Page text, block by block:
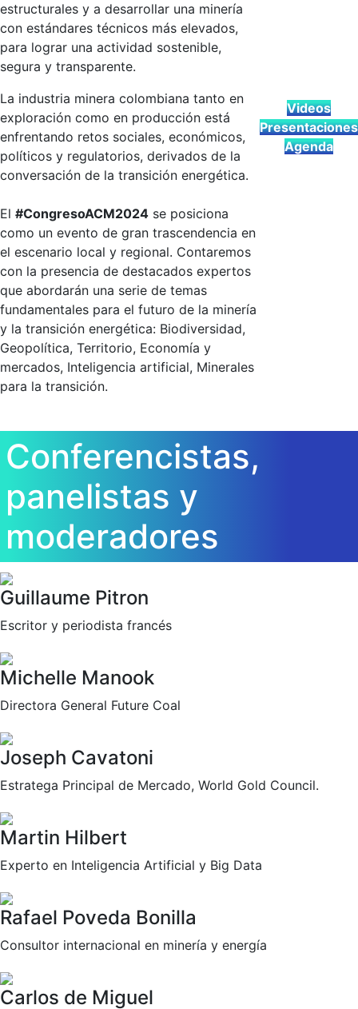
estructurales y a desarrollar una minería
con estándares técnicos más elevados,
para lograr una actividad sostenible,
segura y transparente.
La industria minera colombiana tanto en
exploración como en producción está
enfrentando retos sociales, económicos,
políticos y regulatorios, derivados de la
conversación de la transición energética.
El #CongresoACM2024 se posiciona
como un evento de gran trascendencia en
el escenario local y regional. Contaremos
con la presencia de destacados expertos
que abordarán una serie de temas
fundamentales para el futuro de la minería
y la transición energética: Biodiversidad,
Geopolítica, Territorio, Economía y
mercados, Inteligencia artificial, Minerales
para la transición.
Videos
Presentaciones
Agenda
Conferencistas,
panelistas y
moderadores
Guillaume Pitron
Escritor y periodista francés
Michelle Manook
Directora General Future Coal
Joseph Cavatoni
Estratega Principal de Mercado, World Gold Council.
Martin Hilbert
Experto en Inteligencia Artificial y Big Data
Rafael Poveda Bonilla
Consultor internacional en minería y energía
Carlos de Miguel